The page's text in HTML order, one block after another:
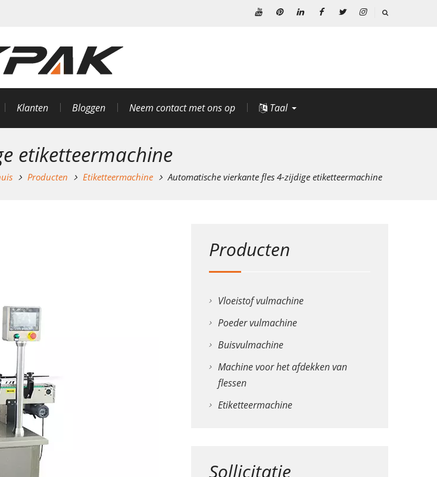
Klanten Bloggen Neem contact met ons op Taal
etiketteermachine
Producten Etiketteermachine Automatische vierkante fles 4-zijdige etiketteermachine
Producten
Vloeistof vulmachine
Poeder vulmachine
Buisvulmachine
Machine voor het afdekken van
flessen
Etiketteermachine
Sollicitatie